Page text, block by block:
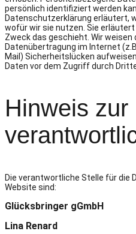
persönlich identifiziert werden
Datenschutzerklärung erläutert,
wofür wir sie nutzen. Sie
Zweck das geschieht. Wir weisen
Datenübertragung im Internet
Mail) Sicherheitslücken
Daten vor dem Zugriff durch
Hinweis zur
Die verantwortliche Stelle für die
Website sind:
Glücksbringer gGmbH
Lina Renard